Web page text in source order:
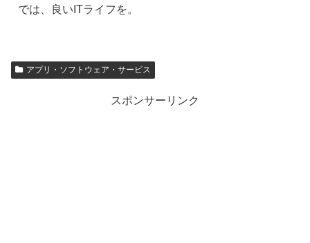
では、良いITライフを。
アプリ・ソフトウェア・サービス
スポンサーリンク